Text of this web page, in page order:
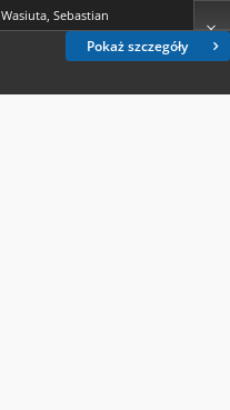
Pokaż szczegóły
Wasiuta, Sebastian